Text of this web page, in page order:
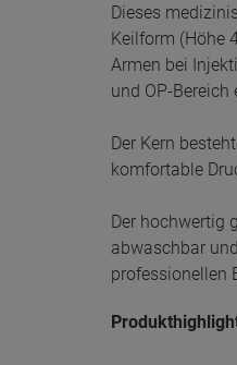
Dieses
Keilform (Höhe
Armen bei
und OP-Bereich
Der Kern
komfortable
Der hochwertig
abwaschbar
professionellen